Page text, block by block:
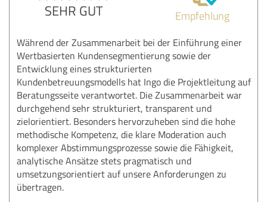
SEHR GUT Empfehlung
Während der Zusammenarbeit bei der Einführung einer
Wertbasierten Kundensegmentierung sowie der
Entwicklung eines strukturierten
Kundenbetreuungsmodells hat Ingo die Projektleitung auf
Beratungsseite verantwortet. Die Zusammenarbeit war
durchgehend sehr strukturiert, transparent und
zielorientiert. Besonders hervorzuheben sind die hohe
methodische Kompetenz, die klare Moderation auch
komplexer Abstimmungsprozesse sowie die Fähigkeit,
analytische Ansätze stets pragmatisch und
umsetzungsorientiert auf unsere Anforderungen zu
übertragen.